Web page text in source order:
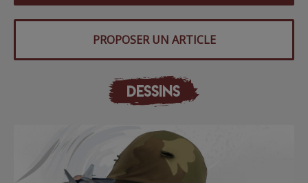
PROPOSER UN ARTICLE
DESSINS